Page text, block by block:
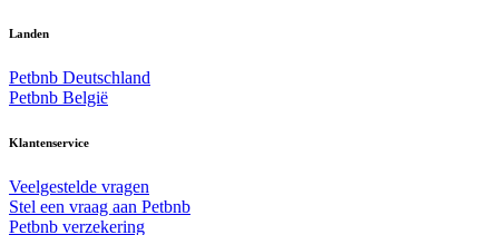
Landen
Petbnb Deutschland
Petbnb België
Klantenservice
Veelgestelde vragen
Stel een vraag aan Petbnb
Petbnb verzekering